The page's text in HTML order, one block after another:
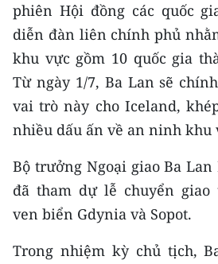
Media Khoa học - Công nghệ
Media Môi trường
Ảnh
Infographic
TIN MỚI
TIN ĐỊA PHƯƠNG
Trung du và miền núi phía Bắc
phiên Hội đồng các quốc
diễn đàn liên chính phủ
khu vực gồm 10 quốc gia
Từ ngày 1/7, Ba Lan sẽ
vai trò này cho Iceland,
nhiều dấu ấn về an ninh khu
Bộ trưởng Ngoại giao Ba Lan
đã tham dự lễ chuyển giao
ven biển Gdynia và Sopot.
Trong nhiệm kỳ chủ tịch,